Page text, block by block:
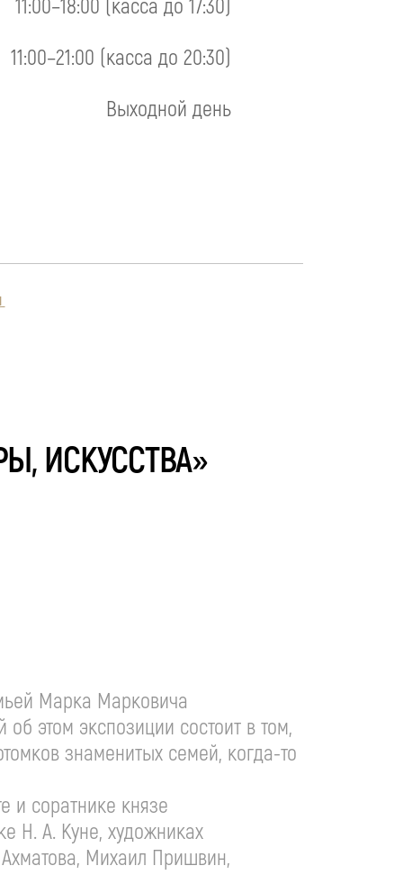
11:00–18:00 (касса до 17:30)
11:00–21:00 (касса до 20:30)
Выходной день
ИСКУССТВА»
Марка Марковича
этом экспозиции состоит в том,
знаменитых семей, когда-то
и соратнике князе
Н. А. Куне, художниках
Михаил Пришвин,